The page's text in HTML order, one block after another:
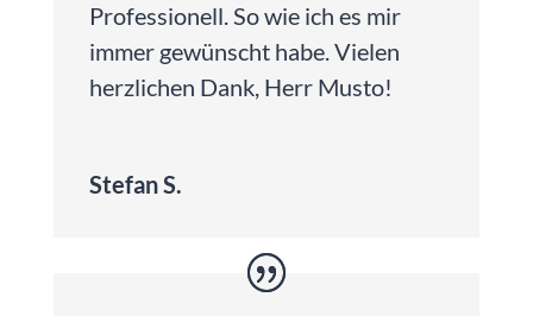
Professionell. So wie ich es mir
immer gewünscht habe. Vielen
herzlichen Dank, Herr Musto!
Stefan S.